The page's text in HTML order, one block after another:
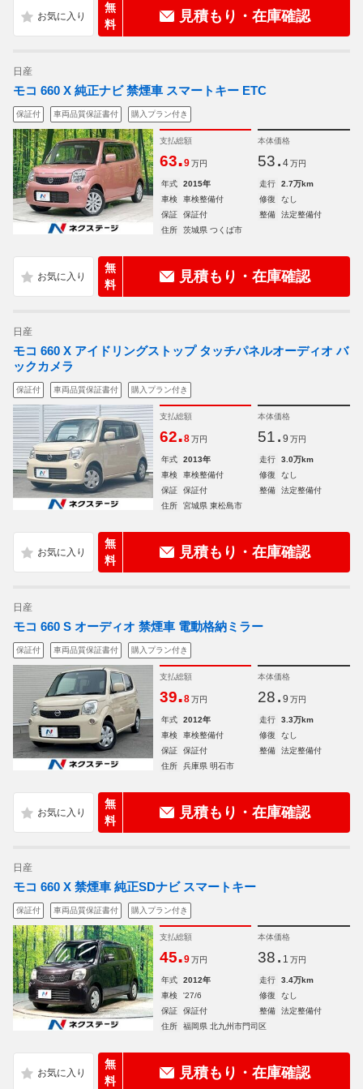
無
料
見積もり・在庫確認
日産
モコ 660 X 純正ナビ 禁煙車 スマートキー ETC
保証付 車両品質保証書付 購入プラン付き
支払総額
63.9 万円
本体価格
53. 4 万円
年式 2015年 走行
2.7万km
車検
車検整備付 修復
なし
保証
保証付 整備
法定整備付
住所
茨城県 つくば市
無
料
見積もり・在庫確認
日産
モコ 660 X アイドリングストップ タッチパネルオーディオ バ
ックカメラ
保証付 車両品質保証書付 購入プラン付き
支払総額
62.8 万円
本体価格
51. 9 万円
年式 2013年 走行
3.0万km
車検
車検整備付 修復
なし
保証
保証付 整備
法定整備付
住所
宮城県 東松島市
無
料
見積もり・在庫確認
日産
モコ 660 S オーディオ 禁煙車 電動格納ミラー
保証付 車両品質保証書付 購入プラン付き
支払総額
39.8 万円
本体価格
28. 9 万円
年式 2012年 走行
3.3万km
車検
車検整備付 修復
なし
保証
保証付 整備
法定整備付
住所
兵庫県 明石市
無
料
見積もり・在庫確認
日産
モコ 660 X 禁煙車 純正SDナビ スマートキー
保証付 車両品質保証書付 購入プラン付き
支払総額
45.9 万円
本体価格
38. 1 万円
年式 2012年 走行
3.4万km
車検
'27/6 修復
なし
保証
保証付 整備
法定整備付
住所
福岡県 北九州市門司区
無
料
見積もり・在庫確認